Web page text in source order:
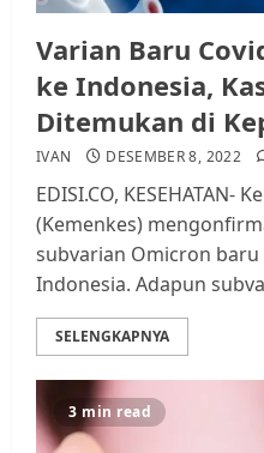
Varian Baru
ke Indonesia,
Ditemukan di
IVAN DESEMBER 8, 2022
EDISI.CO, KESEHATAN-
(Kemenkes)
subvarian Omicron
Indonesia. Adapun
SELENGKAPNYA
3 min read